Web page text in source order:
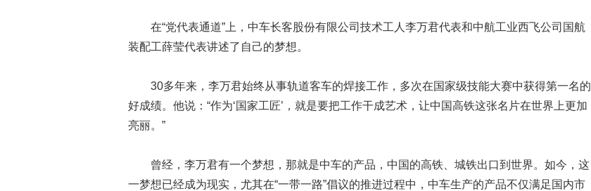
在“党代表通道”上，中车长客股份有限公司技术工人李万君代表和中航工业西飞公司国航
装配工薛莹代表讲述了自己的梦想。
30多年来，李万君始终从事轨道客车的焊接工作，多次在国家级技能大赛中获得第一名的
好成绩。他说：“作为‘国家工匠’，就是要把工作干成艺术，让中国高铁这张名片在世界上更加
亮丽。”
曾经，李万君有一个梦想，那就是中车的产品，中国的高铁、城铁出口到世界。如今，这
一梦想已经成为现实，尤其在“一带一路”倡议的推进过程中，中车生产的产品不仅满足国内市